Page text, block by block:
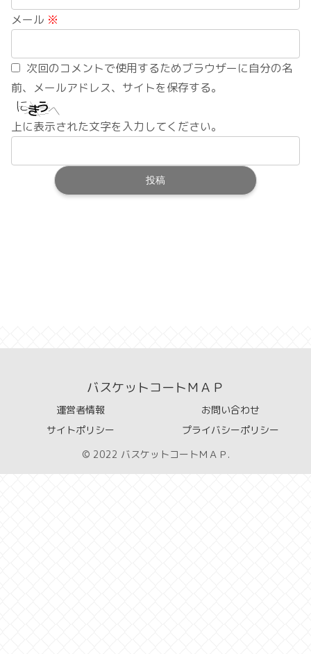
メール ※
次回のコメントで使用するためブラウザーに自分の名
前、メールアドレス、サイトを保存する。
上に表示された文字を入力してください。
バスケットコートＭＡＰ
運営者情報
お問い合わせ
サイトポリシー
プライバシーポリシー
© 2022 バスケットコートＭＡＰ.